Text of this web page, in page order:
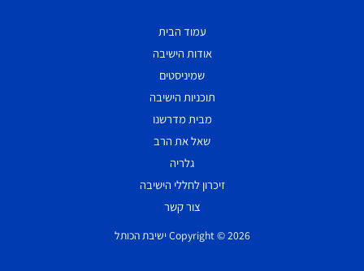
עמוד הבית
אודות הישיבה
שמיניסטים
תוכניות הישיבה
מבית מדרשנו
שאל את הרב
גלריה
זיכרון לחללי הישיבה
צור קשר
Copyright © 2026 ישיבת הכותל